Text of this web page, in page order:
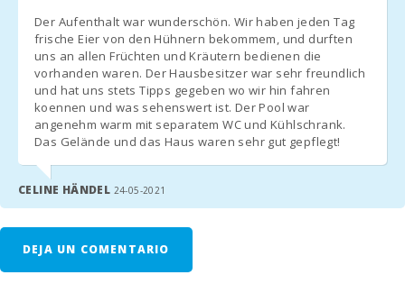
Playa Cala
Marsal (km):
Distancia a la
playa ( km ):
Restaurante Sa
Caleta, Cala
Millor (km):
(m):
menores de 16 años.
- Esta cantidad debe ser abonada a la agencia en el momento de
la llegada.
Por favor, envíenos la siguiente información para organizar su
llegada y salida y para registrar a todos los huéspedes en la
Policía Nacional (Estas son condiciones estatales obligatorias).
- Hora de llegada y salida del vuelo:
Der Aufenthalt war wunderschön. Wir haben jeden Tag
frische Eier von den Hühnern bekommem, und durften
uns an allen Früchten und Kräutern bedienen die
vorhanden waren. Der Hausbesitzer war sehr freundlich
und hat uns stets Tipps gegeben wo wir hin fahren
koennen und was sehenswert ist. Der Pool war
angenehm warm mit separatem WC und Kühlschrank.
Das Gelände und das Haus waren sehr gut gepflegt!
CELINE HÄNDEL 24-05-2021
DEJA UN COMENTARIO